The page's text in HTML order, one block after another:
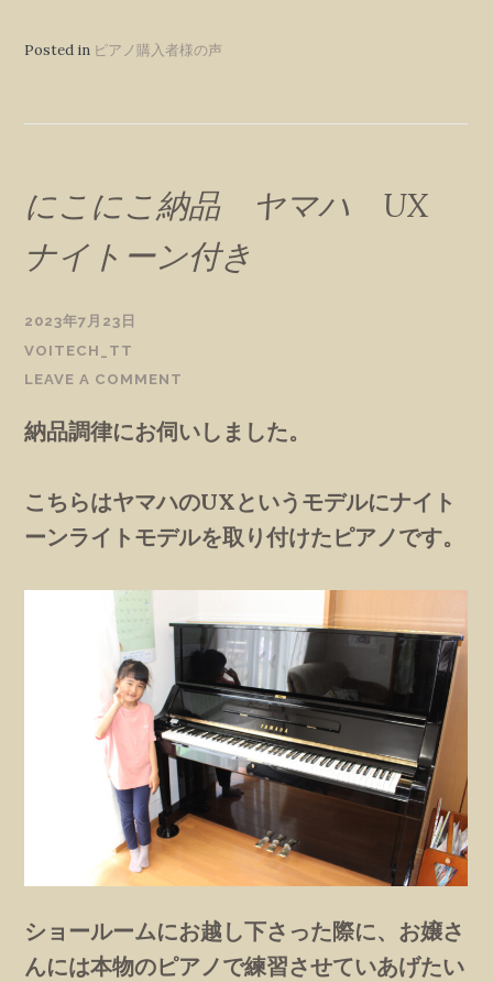
Posted in ピアノ購入者様の声
にこにこ納品 ヤマハ UX
ナイトーン付き
2023年7月23日
VOITECH_TT
LEAVE A COMMENT
納品調律にお伺いしました。
こちらはヤマハのUXというモデルにナイト
ーンライトモデルを取り付けたピアノです。
ショールームにお越し下さった際に、お嬢さ
んには本物のピアノで練習させていあげたい